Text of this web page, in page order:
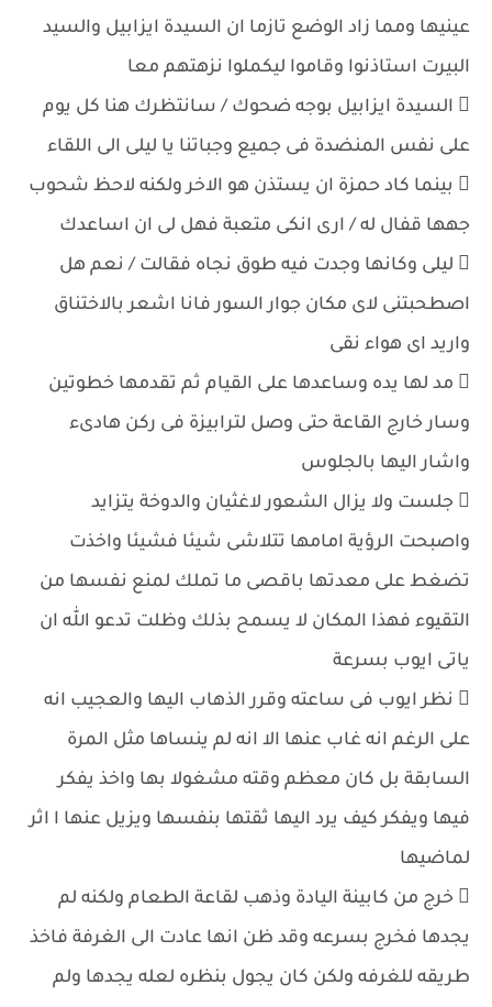
عينيها ومما زاد الوضع تازما ان السيدة ايزابيل والسيد
البيرت استاذنوا وقاموا ليكملوا نزهتهم معا
 السيدة ايزابيل بوجه ضحوك / سانتظرك هنا كل يوم
على نفس المنضدة فى جميع وجباتنا يا ليلى الى اللقاء
 بينما كاد حمزة ان يستذن هو الاخر ولكنه لاحظ شحوب
جهها قفال له / ارى انكى متعبة فهل لى ان اساعدك
 ليلى وكانها وجدت فيه طوق نجاه فقالت / نعم هل
اصطحبتنى لاى مكان جوار السور فانا اشعر بالاختناق
واريد اى هواء نقى
 مد لها يده وساعدها على القيام ثم تقدمها خطوتين
وسار خارج القاعة حتى وصل لترابيزة فى ركن هادىء
واشار اليها بالجلوس
 جلست ولا يزال الشعور لاغثيان والدوخة يتزايد
واصبحت الرؤية امامها تتلاشى شيئا فشيئا واخذت
تضغط على معدتها باقصى ما تملك لمنع نفسها من
التقيوء فهذا المكان لا يسمح بذلك وظلت تدعو الله ان
ياتى ايوب بسرعة
 نظر ايوب فى ساعته وقرر الذهاب اليها والعجيب انه
على الرغم انه غاب عنها الا انه لم ينساها مثل المرة
السابقة بل كان معظم وقته مشغولا بها واخذ يفكر
فيها ويفكر كيف يرد اليها ثقتها بنفسها ويزيل عنها ا اثر
لماضيها
 خرج من كابينة اليادة وذهب لقاعة الطعام ولكنه لم
يجدها فخرج بسرعه وقد ظن انها عادت الى الغرفة فاخذ
طريقه للغرفه ولكن كان يجول بنظره لعله يجدها ولم